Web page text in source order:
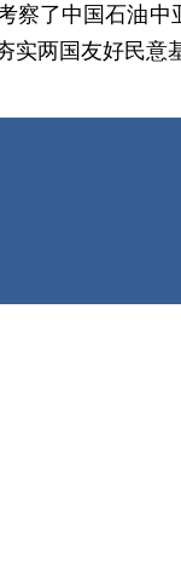
察了中国石油
实两国友好民意